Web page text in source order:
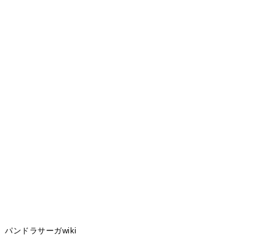
パンドラサーガwiki